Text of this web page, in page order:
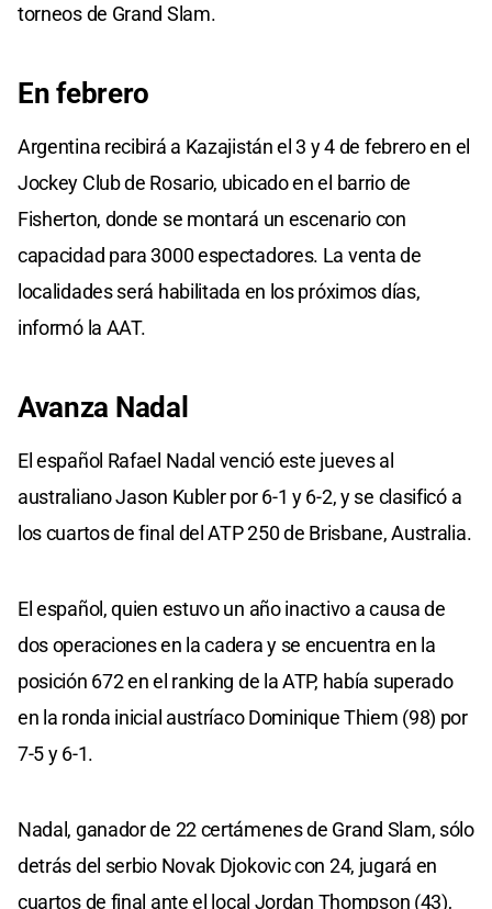
torneos de Grand Slam.
En febrero
Argentina recibirá a Kazajistán el 3 y 4 de febrero en el
Jockey Club de Rosario, ubicado en el barrio de
Fisherton, donde se montará un escenario con
capacidad para 3000 espectadores. La venta de
localidades será habilitada en los próximos días,
informó la AAT.
Avanza Nadal
El español Rafael Nadal venció este jueves al
australiano Jason Kubler por 6-1 y 6-2, y se clasificó a
los cuartos de final del ATP 250 de Brisbane, Australia.
El español, quien estuvo un año inactivo a causa de
dos operaciones en la cadera y se encuentra en la
posición 672 en el ranking de la ATP, había superado
en la ronda inicial austríaco Dominique Thiem (98) por
7-5 y 6-1.
Nadal, ganador de 22 certámenes de Grand Slam, sólo
detrás del serbio Novak Djokovic con 24, jugará en
cuartos de final ante el local Jordan Thompson (43),